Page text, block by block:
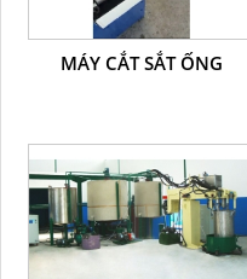
MÁY CẮT SẮT ỐNG